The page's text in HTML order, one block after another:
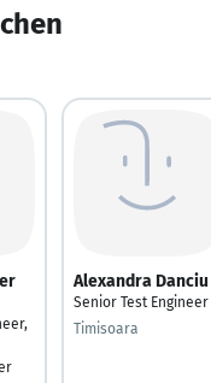
Alexandra Danciu
Senior Test Engineer
Timisoara